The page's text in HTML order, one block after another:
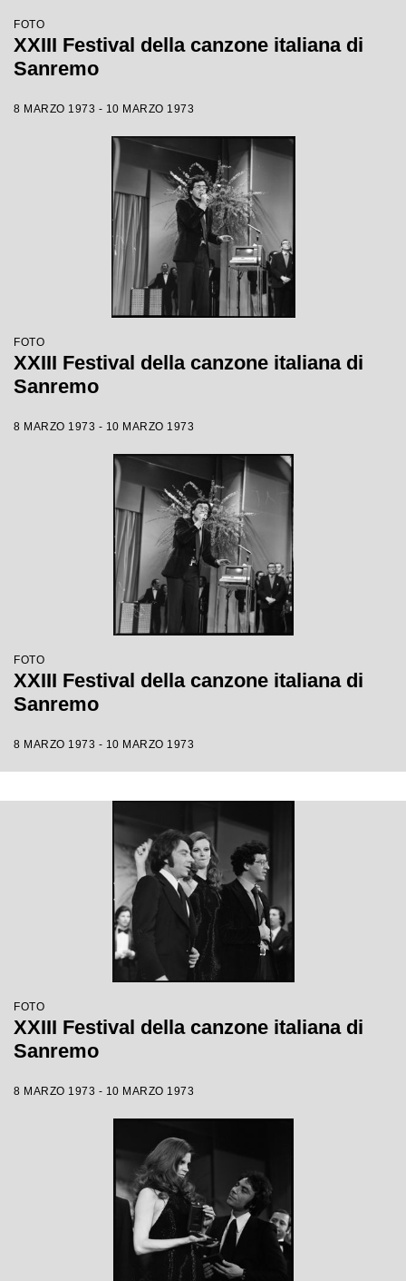
FOTO
XXIII Festival della canzone italiana di
Sanremo
8 MARZO 1973 - 10 MARZO 1973
FOTO
XXIII Festival della canzone italiana di
Sanremo
8 MARZO 1973 - 10 MARZO 1973
FOTO
XXIII Festival della canzone italiana di
Sanremo
8 MARZO 1973 - 10 MARZO 1973
FOTO
XXIII Festival della canzone italiana di
Sanremo
8 MARZO 1973 - 10 MARZO 1973